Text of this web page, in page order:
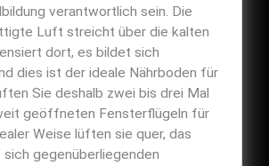
verantwortlich sein. Die
Luft streicht über die kalten
dort, es bildet sich
dies ist der ideale Nährboden für
Sie deshalb zwei bis drei Mal
geöffneten Fensterflügeln für
Weise lüften sie quer, das
gegenüberliegenden